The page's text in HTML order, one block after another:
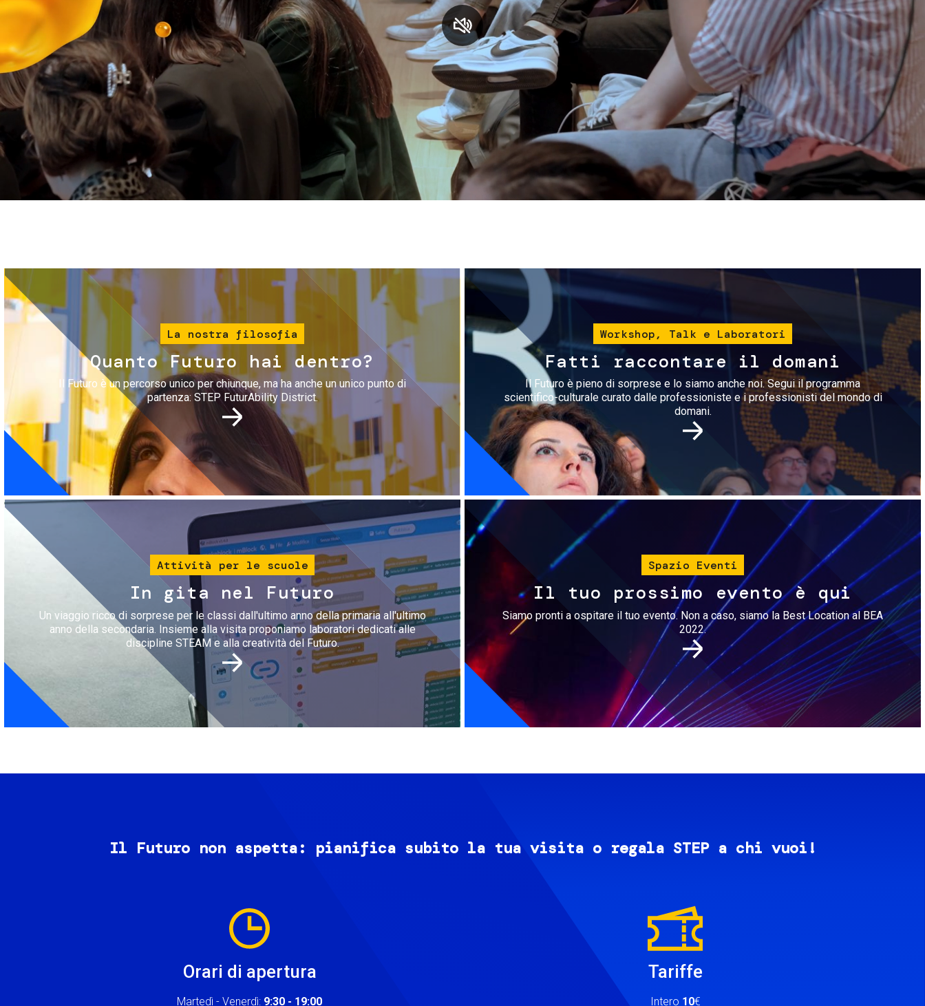
Servizi e accessibilità
Contatti
Biglietti
Immagine
La nostra filosofia
Quanto Futuro hai dentro?
Il Futuro è un percorso unico per chiunque, ma ha anche un unico punto di
partenza: STEP FuturAbility District.
Immagine
Workshop, Talk e Laboratori
Fatti raccontare il domani
Il Futuro è pieno di sorprese e lo siamo anche noi. Segui il programma
scientifico-culturale curato dalle professioniste e i professionisti del mondo di
domani.
Immagine
Attività per le scuole
In gita nel Futuro
Un viaggio ricco di sorprese per le classi dall'ultimo anno della primaria all'ultimo
anno della secondaria. Insieme alla visita proponiamo laboratori dedicati alle
discipline STEAM e alla creatività del Futuro.
Immagine
Spazio Eventi
Il tuo prossimo evento è qui
Siamo pronti a ospitare il tuo evento. Non a caso, siamo la Best Location al BEA
2022.
Il Futuro non aspetta: pianifica subito la tua visita o regala STEP a chi vuoi!
Orari di apertura
Martedì - Venerdì: 9:30 - 19:00
Tariffe
Intero 10€